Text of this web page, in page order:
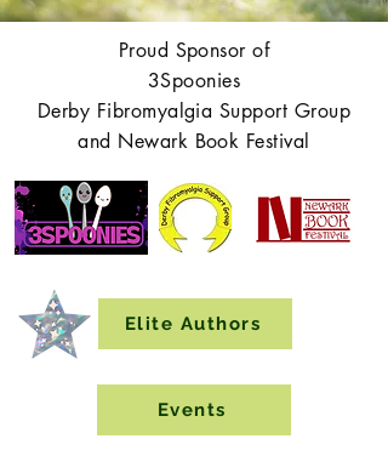
Proud Sponsor of
3Spoonies
Derby Fibromyalgia Support Group
and Newark Book Festival
Elite Authors
Events